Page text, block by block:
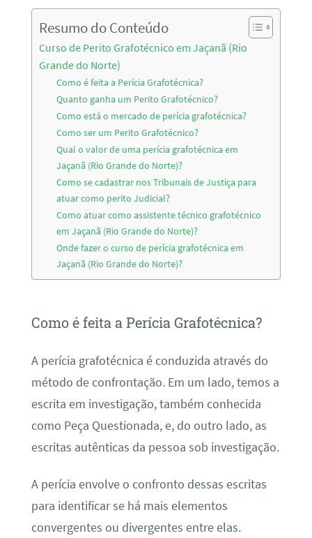
Resumo do Conteúdo
Curso de Perito Grafotécnico em Jaçanã (Rio
Grande do Norte)
Como é feita a Perícia Grafotécnica?
Quanto ganha um Perito Grafotécnico?
Como está o mercado de perícia grafotécnica?
Como ser um Perito Grafotécnico?
Qual o valor de uma perícia grafotécnica em
Jaçanã (Rio Grande do Norte)?
Como se cadastrar nos Tribunais de Justiça para
atuar como perito Judicial?
Como atuar como assistente técnico grafotécnico
em Jaçanã (Rio Grande do Norte)?
Onde fazer o curso de perícia grafotécnica em
Jaçanã (Rio Grande do Norte)?
Como é feita a Perícia Grafotécnica?
A perícia grafotécnica é conduzida através do
método de confrontação. Em um lado, temos a
escrita em investigação, também conhecida
como Peça Questionada, e, do outro lado, as
escritas autênticas da pessoa sob investigação.
A perícia envolve o confronto dessas escritas
para identificar se há mais elementos
convergentes ou divergentes entre elas.